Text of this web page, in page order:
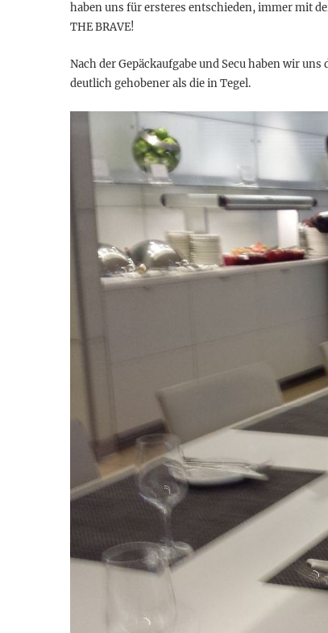
haben uns für ersteres entschieden, immer mit
THE BRAVE!
Nach der Gepäckaufgabe und Secu haben wir
deutlich gehobener als die in Tegel.